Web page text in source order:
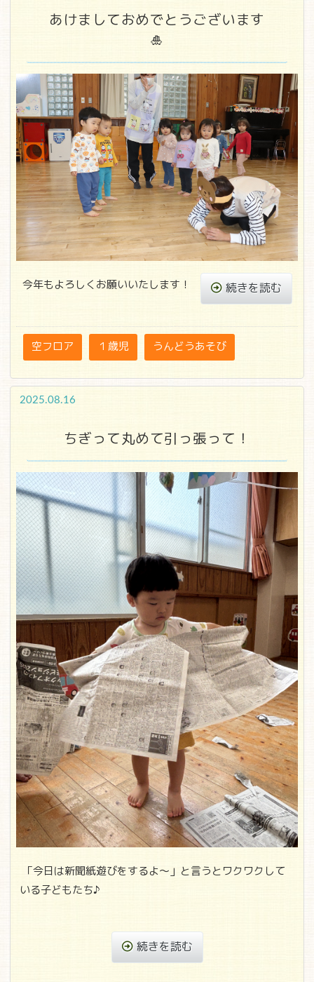
あけましておめでとうございます
🎍
今年もよろしくお願いいたします！ 続きを読む
空フロア １歳児 うんどうあそび
2025.08.16
ちぎって丸めて引っ張って！
「今日は新聞紙遊びをするよ～」と言うとワクワクして
いる子どもたち♪
続きを読む